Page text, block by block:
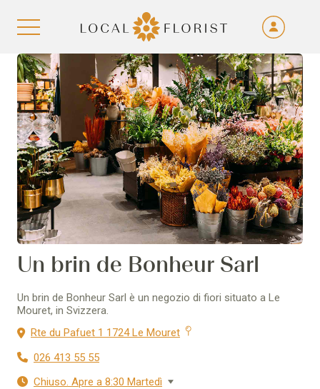
Aller au contenu
Un brin de Bonheur Sarl
Un brin de Bonheur Sarl è un negozio di fiori situato a Le
Mouret, in Svizzera.
Rte du Pafuet 1 1724 Le Mouret
026 413 55 55
Chiuso. Apre a 8:30 Martedì